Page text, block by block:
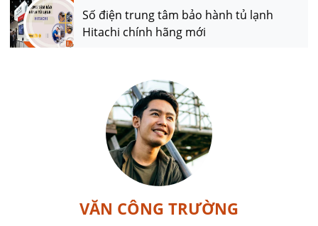
Số điện trung tâm bảo hành tủ lạnh
Hitachi chính hãng mới
VĂN CÔNG TRƯỜNG